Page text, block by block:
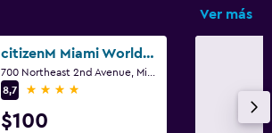
Ver más
citizenM Miami Worldcenter
8,7
4 estrellas
$100